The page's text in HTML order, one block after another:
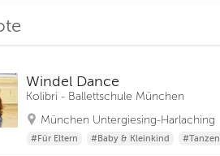
Windel Dance
Kolibri - Ballettschule München
München Untergiesing-Harlaching
#Für Eltern #Baby & Kleinkind #Tanzen